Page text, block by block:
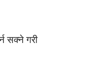
सक्ने गरी